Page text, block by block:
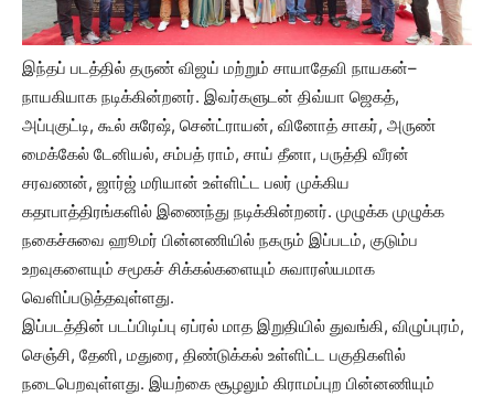
இந்தப் படத்தில் தருண் விஜய் மற்றும் சாயாதேவி நாயகன்–
நாயகியாக நடிக்கின்றனர். இவர்களுடன் திவ்யா ஜெகத்,
அப்புகுட்டி, கூல் சுரேஷ், சென்ட்ராயன், வினோத் சாகர், அருண்
மைக்கேல் டேனியல், சம்பத் ராம், சாய் தீனா, பருத்தி வீரன்
சரவணன், ஜார்ஜ் மரியான் உள்ளிட்ட பலர் முக்கிய
கதாபாத்திரங்களில் இணைந்து நடிக்கின்றனர். முழுக்க முழுக்க
நகைச்சுவை ஹூமர் பின்னணியில் நகரும் இப்படம், குடும்ப
உறவுகளையும் சமூகச் சிக்கல்களையும் சுவாரஸ்யமாக
வெளிப்படுத்தவுள்ளது.
இப்படத்தின் படப்பிடிப்பு ஏப்ரல் மாத இறுதியில் துவங்கி, விழுப்புரம்,
செஞ்சி, தேனி, மதுரை, திண்டுக்கல் உள்ளிட்ட பகுதிகளில்
நடைபெறவுள்ளது. இயற்கை சூழலும் கிராமப்புற பின்னணியும்